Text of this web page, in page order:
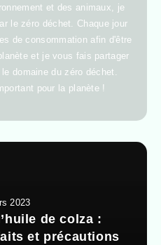
et des animaux, je
le zéro déchet. Chaque jour
de consommation afin d'être
et je vous fais partager
domaine du zéro déchet.
pour la planète !
2023
de colza :
et précautions